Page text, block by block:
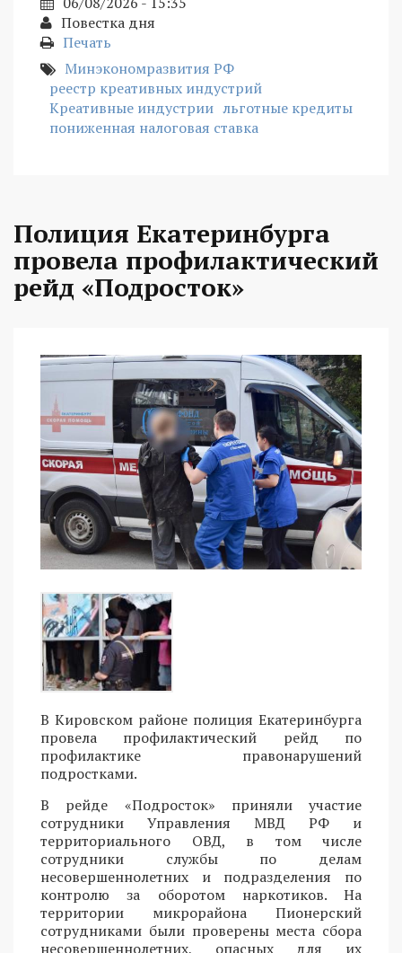
Повестка дня
Печать
Минэкономразвития РФ
реестр креативных индустрий
Креативные индустрии льготные кредиты
пониженная налоговая ставка
Полиция Екатеринбурга
провела профилактический
рейд «Подросток»
В Кировском районе полиция Екатеринбурга
провела профилактический рейд по
профилактике правонарушений
подростками.
В рейде «Подросток» приняли участие
сотрудники Управления МВД РФ и
территориального ОВД, в том числе
сотрудники службы по делам
несовершеннолетних и подразделения по
контролю за оборотом наркотиков. На
территории микрорайона Пионерский
сотрудниками были проверены места сбора
несовершеннолетних, опасных для их